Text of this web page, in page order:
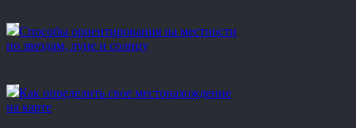
Способы ориентирования на местности
по звездам, луне и солнцу
Как определить свое местонахождение
на карте